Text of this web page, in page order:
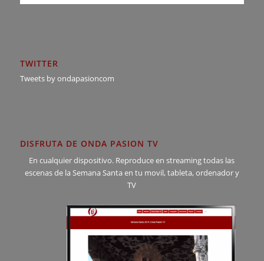
TWITTER
Tweets by ondapasioncom
DISFRUTA DE ONDA PASION TV
En cualquier dispositivo. Reproduce en streaming todas las
escenas de la Semana Santa en tu movil, tableta, ordenador y
TV